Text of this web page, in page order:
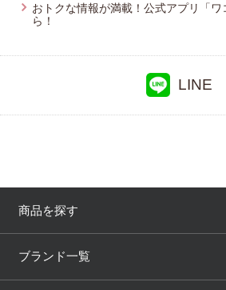
プレゼント・キャンペーン
お問い合わせ
おトクな情報が満載！公式アプリ「
ら！
LINE
商品を探す
アイテム
ブランド一覧